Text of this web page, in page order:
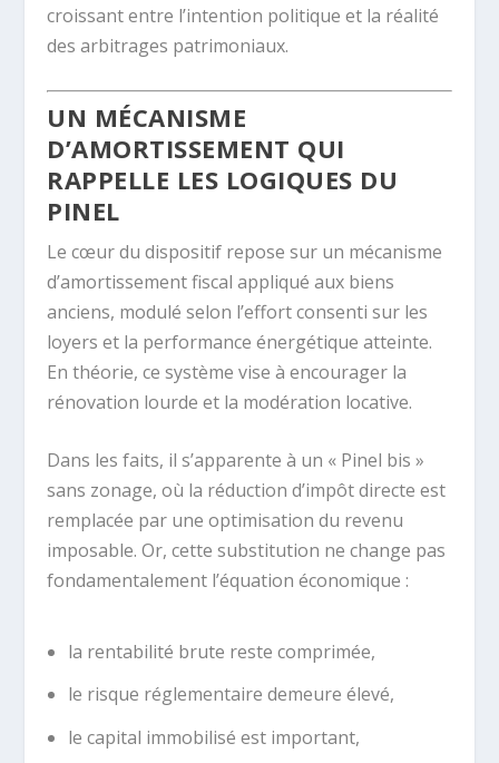
croissant entre l’intention politique et la réalité
des arbitrages patrimoniaux.
UN MÉCANISME
D’AMORTISSEMENT QUI
RAPPELLE LES LOGIQUES DU
PINEL
Le cœur du dispositif repose sur un mécanisme
d’amortissement fiscal appliqué aux biens
anciens, modulé selon l’effort consenti sur les
loyers et la performance énergétique atteinte.
En théorie, ce système vise à encourager la
rénovation lourde et la modération locative.
Dans les faits, il s’apparente à un « Pinel bis »
sans zonage, où la réduction d’impôt directe est
remplacée par une optimisation du revenu
imposable. Or, cette substitution ne change pas
fondamentalement l’équation économique :
la rentabilité brute reste comprimée,
le risque réglementaire demeure élevé,
le capital immobilisé est important,